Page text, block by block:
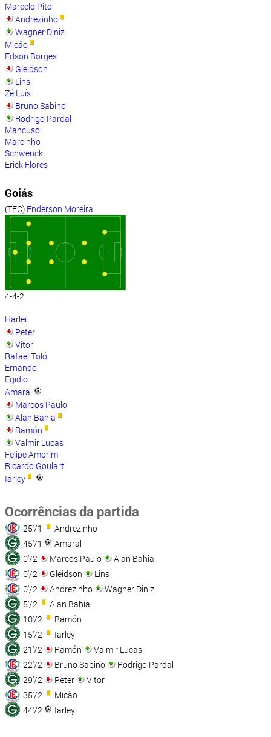
Marcelo Pitol
Andrezinho
Wagner Diniz
Micão
Edson Borges
Gleidson
Lins
Zé Luís
Bruno Sabino
Rodrigo Pardal
Mancuso
Marcinho
Schwenck
Erick Flores
Goiás
(TEC) Enderson Moreira
4-4-2
Harlei
Peter
Vitor
Rafael Tolói
Ernando
Egídio
Amaral
Marcos Paulo
Alan Bahia
Ramón
Valmir Lucas
Felipe Amorim
Ricardo Goulart
Iarley
Ocorrências da partida
25'/1
Andrezinho
45'/1
Amaral
0'/2
Marcos Paulo
Alan Bahia
0'/2
Gleidson
Lins
0'/2
Andrezinho
Wagner Diniz
5'/2
Alan Bahia
10'/2
Ramón
15'/2
Iarley
21'/2
Ramón
Valmir Lucas
22'/2
Bruno Sabino
Rodrigo Pardal
29'/2
Peter
Vitor
35'/2
Micão
44'/2
Iarley